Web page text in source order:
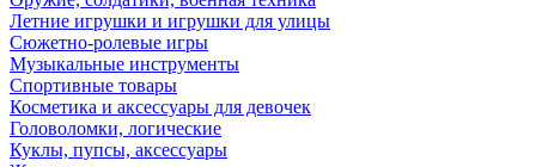
Летние игрушки и игрушки для улицы
Сюжетно-ролевые игры
Музыкальные инструменты
Спортивные товары
Косметика и аксессуары для девочек
Головоломки, логические
Куклы, пупсы, аксессуары